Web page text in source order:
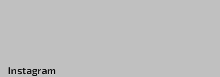
Instagram